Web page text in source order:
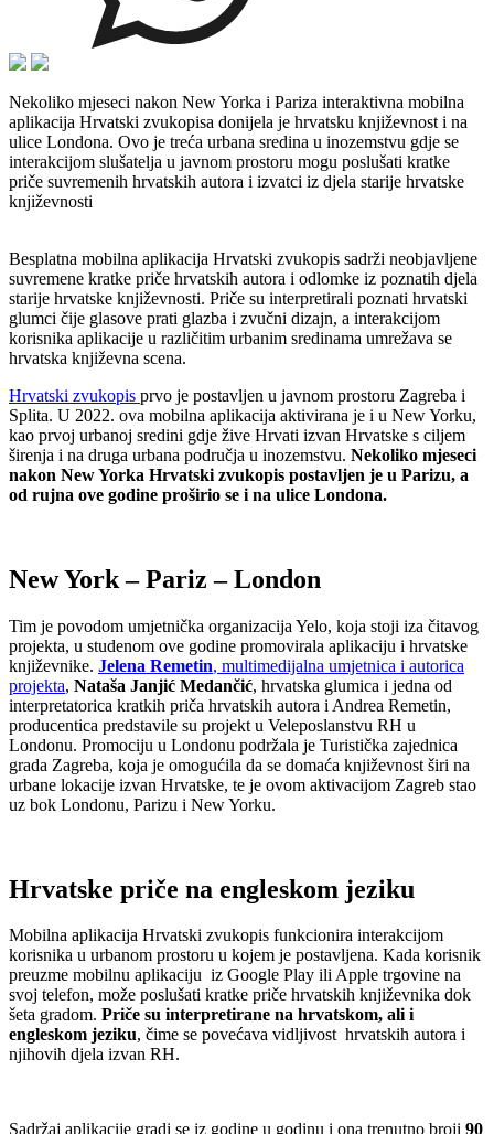
Nekoliko mjeseci nakon New Yorka i Pariza interaktivna mobilna
aplikacija Hrvatski zvukopisa donijela je hrvatsku književnost i na
ulice Londona. Ovo je treća urbana sredina u inozemstvu gdje se
interakcijom slušatelja u javnom prostoru mogu poslušati kratke
priče suvremenih hrvatskih autora i izvatci iz djela starije hrvatske
književnosti
Besplatna mobilna aplikacija Hrvatski zvukopis sadrži neobjavljene
suvremene kratke priče hrvatskih autora i odlomke iz poznatih djela
starije hrvatske književnosti. Priče su interpretirali poznati hrvatski
glumci čije glasove prati glazba i zvučni dizajn, a interakcijom
korisnika aplikacije u različitim urbanim sredinama umrežava se
hrvatska književna scena.
Hrvatski zvukopis prvo je postavljen u javnom prostoru Zagreba i
Splita. U 2022. ova mobilna aplikacija aktivirana je i u New Yorku,
kao prvoj urbanoj sredini gdje žive Hrvati izvan Hrvatske s ciljem
širenja i na druga urbana područja u inozemstvu. Nekoliko mjeseci
nakon New Yorka Hrvatski zvukopis postavljen je u Parizu, a
od rujna ove godine proširio se i na ulice Londona.
New York – Pariz – London
Tim je povodom umjetnička organizacija Yelo, koja stoji iza čitavog
projekta, u studenom ove godine promovirala aplikaciju i hrvatske
književnike. Jelena Remetin, multimedijalna umjetnica i autorica
projekta, Nataša Janjić Medančić, hrvatska glumica i jedna od
interpretatorica kratkih priča hrvatskih autora i Andrea Remetin,
producentica predstavile su projekt u Veleposlanstvu RH u
Londonu. Promociju u Londonu podržala je Turistička zajednica
grada Zagreba, koja je omogućila da se domaća književnost širi na
urbane lokacije izvan Hrvatske, te je ovom aktivacijom Zagreb stao
uz bok Londonu, Parizu i New Yorku.
Hrvatske priče na engleskom jeziku
Mobilna aplikacija Hrvatski zvukopis funkcionira interakcijom
korisnika u urbanom prostoru u kojem je postavljena. Kada korisnik
preuzme mobilnu aplikaciju iz Google Play ili Apple trgovine na
svoj telefon, može poslušati kratke priče hrvatskih književnika dok
šeta gradom. Priče su interpretirane na hrvatskom, ali i
engleskom jeziku, čime se povećava vidljivost hrvatskih autora i
njihovih djela izvan RH.
Sadržaj aplikacije gradi se iz godine u godinu i ona trenutno broji 90